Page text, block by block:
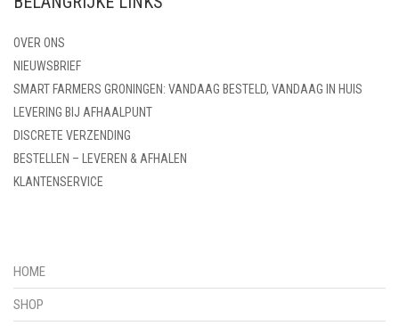
OVER ONS
NIEUWSBRIEF
SMART FARMERS GRONINGEN: VANDAAG BESTELD, VANDAAG IN HUIS
LEVERING BIJ AFHAALPUNT
DISCRETE VERZENDING
BESTELLEN – LEVEREN & AFHALEN
KLANTENSERVICE
HOME
SHOP